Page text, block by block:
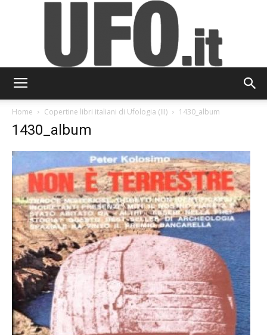
Home Copertine libri italiani di Ufologia (III) 1430_album
1430_album